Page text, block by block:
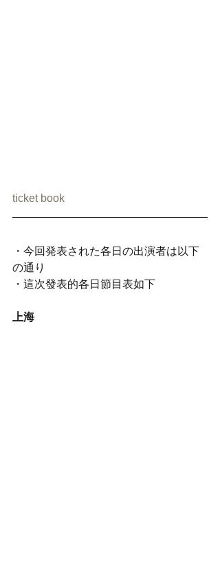
ticket book
・今回発表された各日の出演者は以下
の通り
・這次發表的各日節目表如下
上海